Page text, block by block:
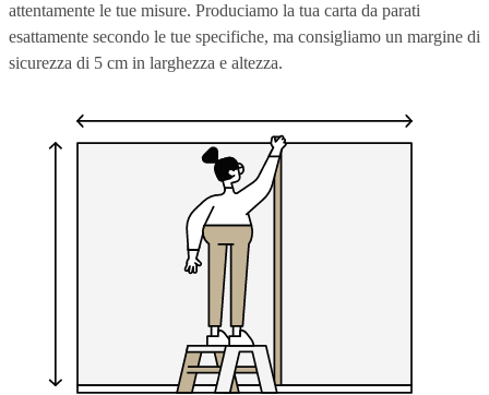
attentamente le tue misure. Produciamo la tua carta da parati
esattamente secondo le tue specifiche, ma consigliamo un margine di
sicurezza di 5 cm in larghezza e altezza.